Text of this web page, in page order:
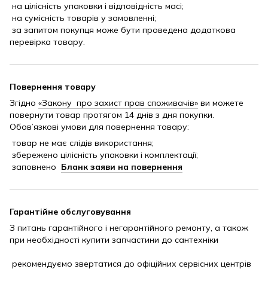
на цілісність упаковки і відповідність масі;
на сумісність товарів у замовленні;
за запитом покупця може бути проведена додаткова
перевірка товару.
Повернення товару
Згідно «Закону про захист прав споживачів» ви можете
повернути товар протягом 14 днів з дня покупки.
Обов’язкові умови для повернення товару:
товар не має слідів використання;
збережено цілісність упаковки і комплектації;
заповнено Бланк заяви на повернення
Гарантійне обслуговування
З питань гарантійного і негарантійного ремонту, а також
при необхідності купити запчастини до сантехніки
рекомендуємо звертатися до офіційних сервісних центрів